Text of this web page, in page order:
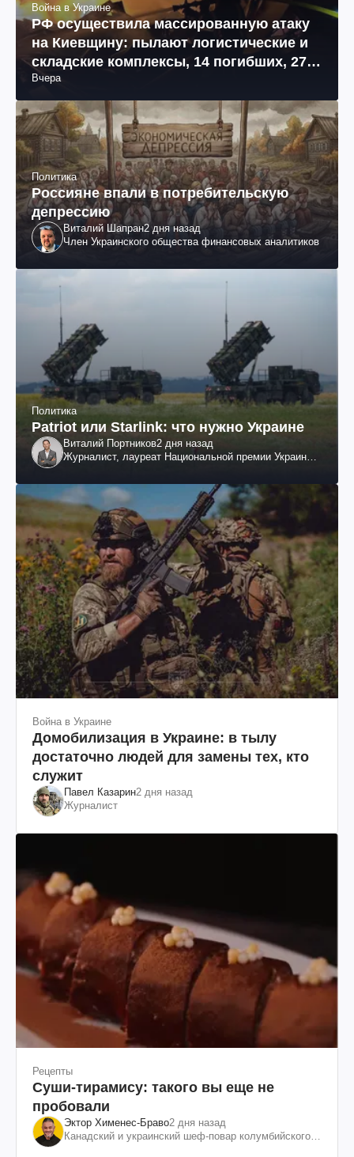
Война в Украине
РФ осуществила массированную атаку
на Киевщину: пылают логистические и
складские комплексы, 14 погибших, 27
раненых (фото, видео)
Вчера
Политика
Россияне впали в потребительскую
депрессию
Виталий Шапран2 дня назад
Член Украинского общества финансовых аналитиков
Политика
Patriot или Starlink: что нужно Украине
Виталий Портников2 дня назад
Журналист, лауреат Национальной премии Украины
Война в Украине
Домобилизация в Украине: в тылу
достаточно людей для замены тех, кто
служит
Павел Казарин2 дня назад
Журналист
Рецепты
Суши-тирамису: такого вы еще не
пробовали
Эктор Хименес-Браво2 дня назад
Канадский и украинский шеф-повар колумбийского